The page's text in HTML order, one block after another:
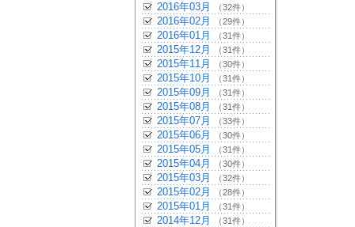
2016年03月 （32件）
2016年02月 （29件）
2016年01月 （31件）
2015年12月 （31件）
2015年11月 （30件）
2015年10月 （31件）
2015年09月 （31件）
2015年08月 （31件）
2015年07月 （33件）
2015年06月 （30件）
2015年05月 （31件）
2015年04月 （30件）
2015年03月 （32件）
2015年02月 （28件）
2015年01月 （31件）
2014年12月 （31件）